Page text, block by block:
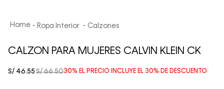
Ropa Interior Calzones
CALZON PARA MUJERES CALVIN KLEIN CK
30% EL PRECIO INCLUYE EL 30% DE DESCUENTO
S/ 66.50
S/ 46.55